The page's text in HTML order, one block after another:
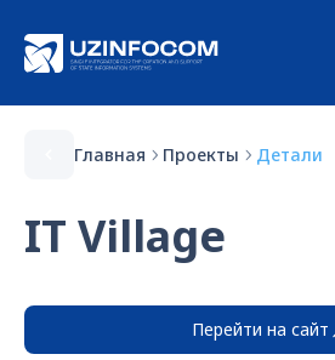
Главная Проекты Детали
IT Village
Перейти на сайт